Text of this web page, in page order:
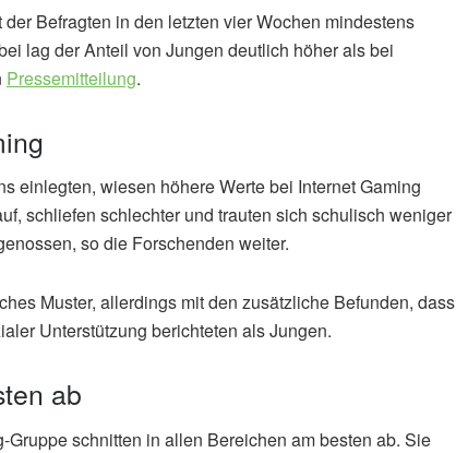
Befragten in den letzten vier Wochen mindestens
lag der Anteil von Jungen deutlich höher als bei
Pressemitteilung.
einlegten, wiesen höhere Werte bei Internet Gaming
schliefen schlechter und trauten sich schulisch weniger
so die Forschenden weiter.
Muster, allerdings mit den zusätzliche Befunden, dass
Unterstützung berichteten als Jungen.
ab
schnitten in allen Bereichen am besten ab. Sie